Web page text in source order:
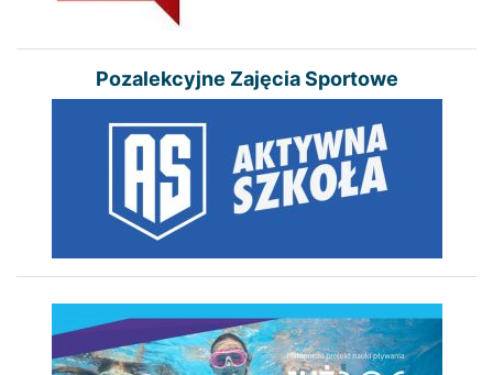
Pozalekcyjne Zajęcia Sportowe